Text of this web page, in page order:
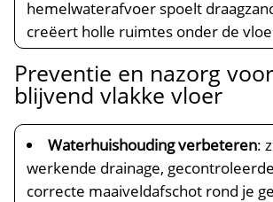
hemelwaterafvoer spoelt
creëert holle ruimtes onder de
Preventie en nazorg
blijvend vlakke vloer
Waterhuishouding verbeteren:
werkende drainage,
correcte maaiveldafschot rond je